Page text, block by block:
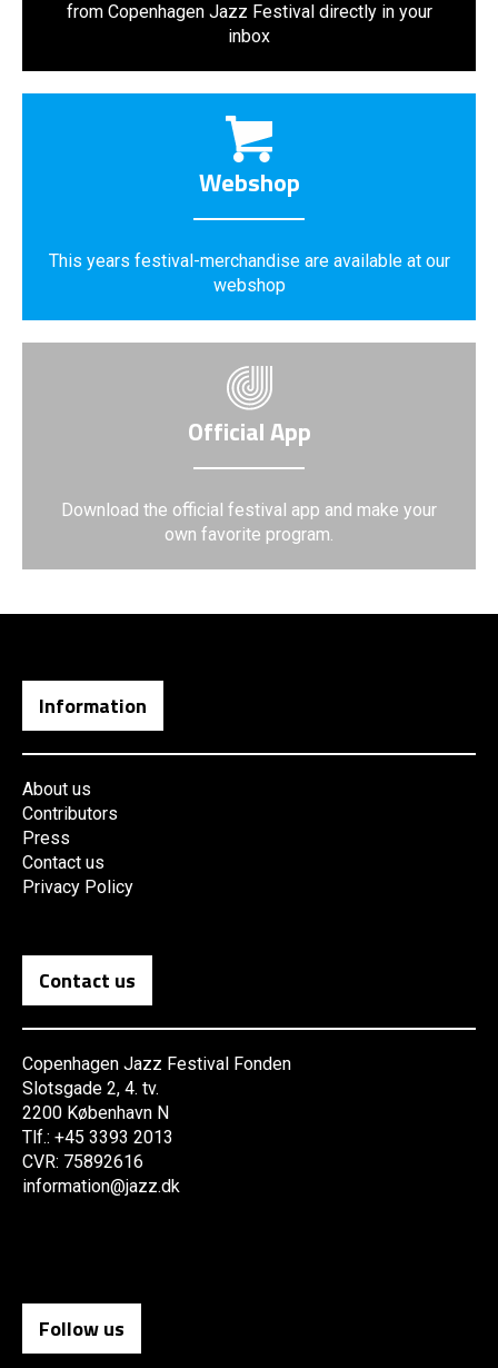
from Copenhagen Jazz Festival directly in your
inbox
Webshop
This years festival-merchandise are available at our
webshop
Official App
Download the official festival app and make your
own favorite program.
Information
About us
Contributors
Press
Contact us
Privacy Policy
Contact us
Copenhagen Jazz Festival Fonden
Slotsgade 2, 4. tv.
2200 København N
Tlf.: +45 3393 2013
CVR: 75892616
information@jazz.dk
Follow us